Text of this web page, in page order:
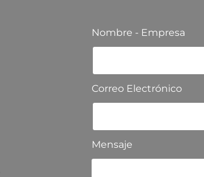
Nombre - Empresa
Correo Electrónico
Mensaje